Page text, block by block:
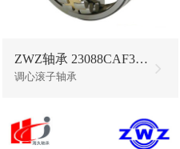
ZWZ轴承 23088CAF3/W33
调心滚子轴承